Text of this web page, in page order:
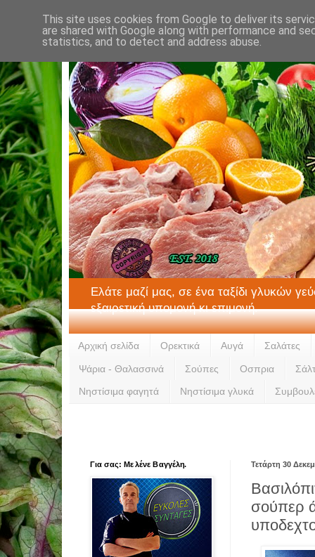
Ελάτε μαζί μας, σε ένα ταξίδι γλυκών
εξαιρετική υπομονή κι επιμονή.
Αρχική σελίδα Ορεκτικά Αυγά Σαλάτες
Ψάρια - Θαλασσινά Σούπες Οσπρια
Νηστίσιμα φαγητά Νηστίσιμα γλυκά
Τετάρτη 30
σούπερ
Για σας: Με λένε Βαγγέλη.
This site uses cookies from Google to deliver its
are shared with Google along with performance and
statistics, and to detect and address abuse.